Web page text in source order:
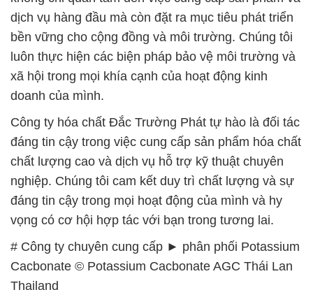
dịch vụ hàng đầu mà còn đặt ra mục tiêu phát triển
bền vững cho cộng đồng và môi trường. Chúng tôi
luôn thực hiện các biện pháp bảo vệ môi trường và
xã hội trong mọi khía cạnh của hoạt động kinh
doanh của mình.
Công ty hóa chất Đắc Trường Phát tự hào là đối tác
đáng tin cậy trong việc cung cấp sản phẩm hóa chất
chất lượng cao và dịch vụ hỗ trợ kỹ thuật chuyên
nghiệp. Chúng tôi cam kết duy trì chất lượng và sự
đáng tin cậy trong mọi hoạt động của mình và hy
vọng có cơ hội hợp tác với bạn trong tương lai.
# Công ty chuyên cung cấp ► phân phối Potassium
Cacbonate © Potassium Cacbonate AGC Thái Lan
Thailand